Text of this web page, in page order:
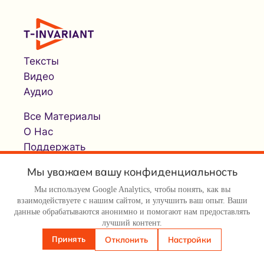
Тексты
Видео
Аудио
Все Материалы
О Нас
Поддержать
© Т-инвариант / T-invariant, 2026
Мы уважаем вашу конфиденциальность
Мы используем Google Analytics, чтобы понять, как вы
взаимодействуете с нашим сайтом, и улучшить ваш опыт. Ваши
данные обрабатываются анонимно и помогают нам предоставлять
лучший контент.
Принять Отклонить Настройки